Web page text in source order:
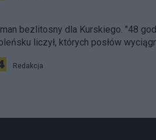
bezlitosny dla Kurskiego. "48
liczył, których posłów
Redakcja